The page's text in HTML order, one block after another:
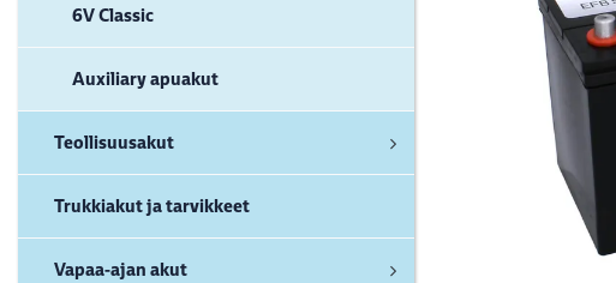
6V Classic
Auxiliary apuakut
Teollisuusakut
Trukkiakut ja tarvikkeet
Vapaa-ajan akut